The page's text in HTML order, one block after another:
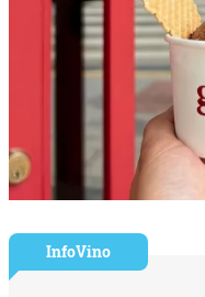
InfoVino